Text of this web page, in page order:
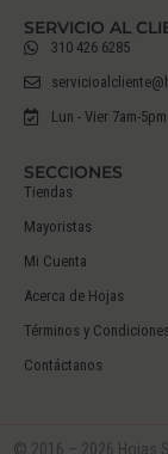
SECCIONES
Tiendas
Mayoristas
Mi Cuenta
Acerca de Hojas
Términos y Condiciones
Contáctanos
SERVICIO AL
310 426 6285
Lun - Vier 7am-5pm
© 2016 – 2026 Hojas